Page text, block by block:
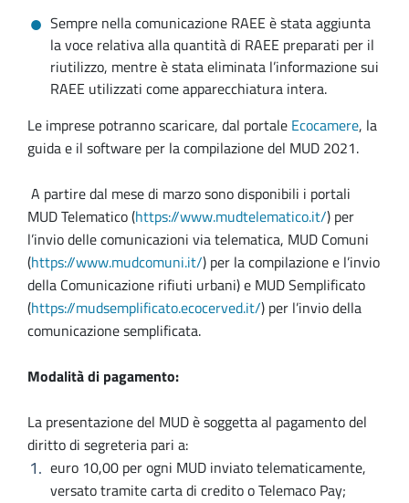
Sempre nella comunicazione RAEE è stata aggiunta
la voce relativa alla quantità di RAEE preparati per il
riutilizzo, mentre è stata eliminata l’informazione sui
RAEE utilizzati come apparecchiatura intera.
Le imprese potranno scaricare, dal portale Ecocamere, la
guida e il software per la compilazione del MUD 2021.
A partire dal mese di marzo sono disponibili i portali
MUD Telematico (https://www.mudtelematico.it/) per
l’invio delle comunicazioni via telematica, MUD Comuni
(https://www.mudcomuni.it/) per la compilazione e l’invio
della Comunicazione rifiuti urbani) e MUD Semplificato
(https://mudsemplificato.ecocerved.it/) per l’invio della
comunicazione semplificata.
Modalità di pagamento:
La presentazione del MUD è soggetta al pagamento del
diritto di segreteria pari a:
euro 10,00 per ogni MUD inviato telematicamente,
versato tramite carta di credito o Telemaco Pay;